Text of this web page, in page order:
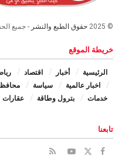
© 2025 حقوق الطبع والنشر - جميع
خريطة الموقع
الرئيسية أخبار اقتصاد
اخبار عالمية
سياسة
خدمات
بترول وطاقة عقارات
تابعنا